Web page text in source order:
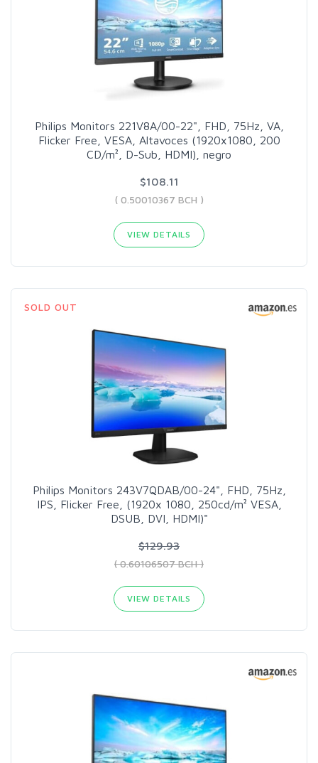
Philips Monitors 221V8A/00-22", FHD, 75Hz, VA,
Flicker Free, VESA, Altavoces (1920x1080, 200
CD/m², D-Sub, HDMI), negro
$108.11
( 0.50010367 BCH )
VIEW DETAILS
SOLD OUT
Philips Monitors 243V7QDAB/00-24", FHD, 75Hz,
IPS, Flicker Free, (1920x 1080, 250cd/m² VESA,
DSUB, DVI, HDMI)"
$129.93
( 0.60106507 BCH )
VIEW DETAILS